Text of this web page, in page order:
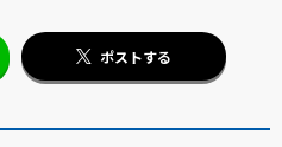
ポストする